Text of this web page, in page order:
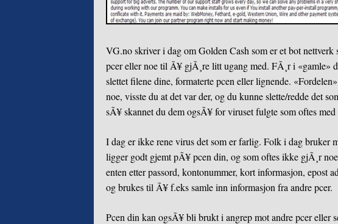
VG.no skriver i dag om Golden Cash som er et bot
pcer eller noe til Ã¥ gjÃ¸re litt ugang med. FÃ¸r i «gamle»
slettet filene dine, formaterte pcen eller lignende.
noe, visste du at det var der, og du kunne slette/redde det
sÃ¥ skannet du dem ogsÃ¥ for viruset fulgte som oftes med
I dag er ikke rene virus det som er farlig. Folk i dag bruker
ligger godt gjemt pÃ¥ pcen din, og som oftes ikke gjÃ¸r
enten etter passord, kontonummer, kort informasjon, epost
og brukes til Ã¥ f.eks samle inn informasjon fra andre pcer.
Pcen din kan ogsÃ¥ bli brukt i angrep mot andre pcer eller